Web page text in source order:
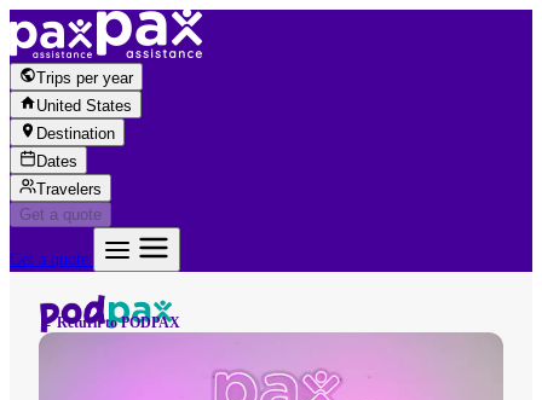
Skip to content
Trips per year
United States
Destination
Dates
Travelers
Get a quote
Get a quote
← Return to PODPAX